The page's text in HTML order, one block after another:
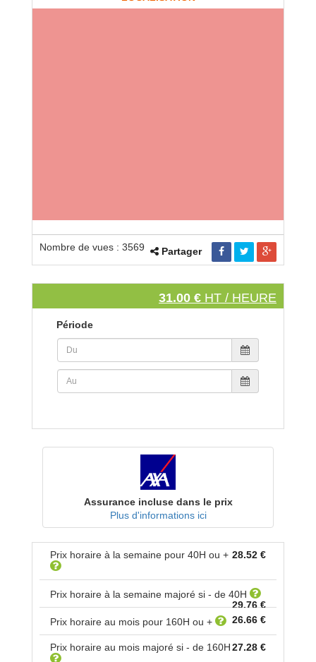
Nombre de vues : 3569 Partager
31.00 € HT / HEURE
Période
Assurance incluse dans le prix
Plus d'informations ici
Prix horaire à la semaine pour 40H ou + 28.52 €
Prix horaire à la semaine majoré si - de 40H
29.76 €
Prix horaire au mois pour 160H ou + 26.66 €
Prix horaire au mois majoré si - de 160H27.28 €